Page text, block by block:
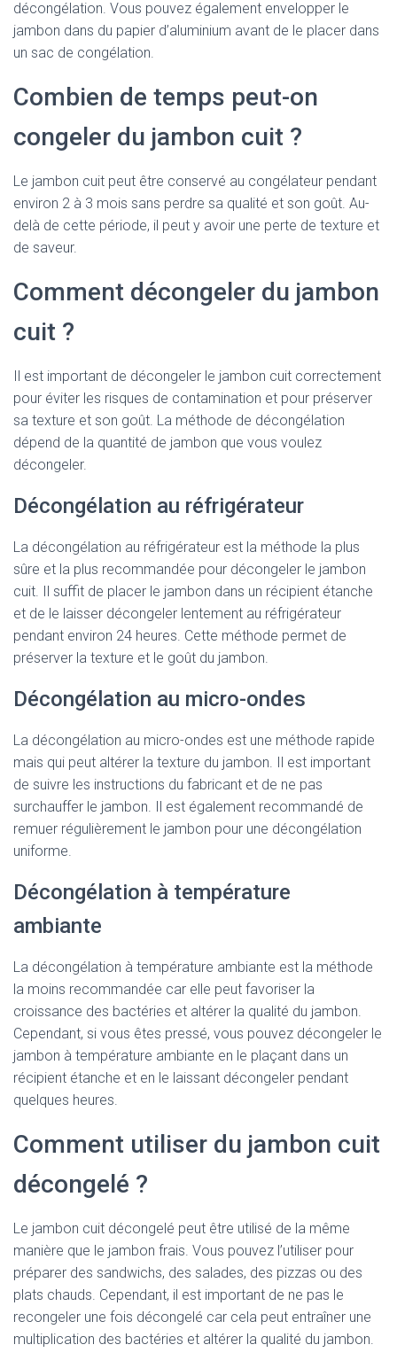
décongélation. Vous pouvez également envelopper le
jambon dans du papier d’aluminium avant de le placer dans
un sac de congélation.
Combien de temps peut-on
congeler du jambon cuit ?
Le jambon cuit peut être conservé au congélateur pendant
environ 2 à 3 mois sans perdre sa qualité et son goût. Au-
delà de cette période, il peut y avoir une perte de texture et
de saveur.
Comment décongeler du jambon
cuit ?
Il est important de décongeler le jambon cuit correctement
pour éviter les risques de contamination et pour préserver
sa texture et son goût. La méthode de décongélation
dépend de la quantité de jambon que vous voulez
décongeler.
Décongélation au réfrigérateur
La décongélation au réfrigérateur est la méthode la plus
sûre et la plus recommandée pour décongeler le jambon
cuit. Il suffit de placer le jambon dans un récipient étanche
et de le laisser décongeler lentement au réfrigérateur
pendant environ 24 heures. Cette méthode permet de
préserver la texture et le goût du jambon.
Décongélation au micro-ondes
La décongélation au micro-ondes est une méthode rapide
mais qui peut altérer la texture du jambon. Il est important
de suivre les instructions du fabricant et de ne pas
surchauffer le jambon. Il est également recommandé de
remuer régulièrement le jambon pour une décongélation
uniforme.
Décongélation à température
ambiante
La décongélation à température ambiante est la méthode
la moins recommandée car elle peut favoriser la
croissance des bactéries et altérer la qualité du jambon.
Cependant, si vous êtes pressé, vous pouvez décongeler le
jambon à température ambiante en le plaçant dans un
récipient étanche et en le laissant décongeler pendant
quelques heures.
Comment utiliser du jambon cuit
décongelé ?
Le jambon cuit décongelé peut être utilisé de la même
manière que le jambon frais. Vous pouvez l’utiliser pour
préparer des sandwichs, des salades, des pizzas ou des
plats chauds. Cependant, il est important de ne pas le
recongeler une fois décongelé car cela peut entraîner une
multiplication des bactéries et altérer la qualité du jambon.